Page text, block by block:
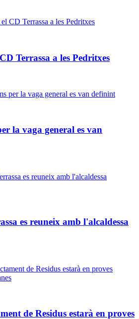
Terrassa a les Pedritxes
la vaga general es van
es reuneix amb l'alcaldessa
de Residus estarà en proves